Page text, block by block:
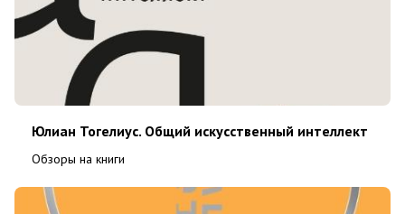
Юлиан Тогелиус. Общий искусственный интеллект
Обзоры на книги